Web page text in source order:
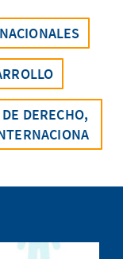
DERECHO,